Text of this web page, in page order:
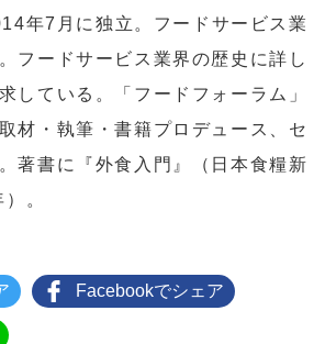
年7月に独立。フードサービス業
フードサービス業界の歴史に詳し
している。「フードフォーラム」
材・執筆・書籍プロデュース、セ
著書に『外食入門』（日本食糧新
。
Facebookでシェア